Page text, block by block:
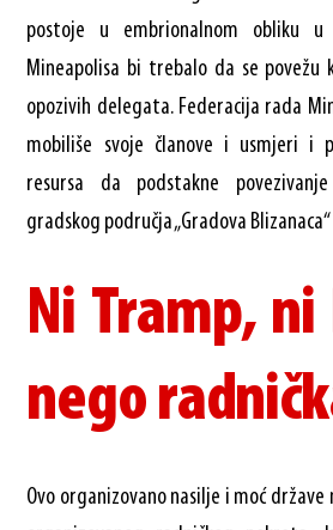
postoje u embrionalnom obliku
Mineapolisa bi trebalo da se povežu
opozivih delegata. Federacija rada
mobiliše svoje članove i usmjeri i
resursa da podstakne
gradskog područja „Gradova
Ni Tramp,
nego
Ovo organizovano nasilje i moć države